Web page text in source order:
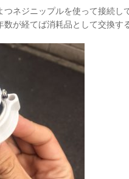
つネジニップルを使って接続
が経てば消耗品として交換す